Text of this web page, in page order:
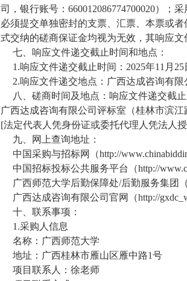
司，银行账号：660012086774700020）；
必须提交单独密封的支票、汇票、本票或
式交纳的磋商保证金均视为无效，其响应文
七、响应文件递交截止时间和地点：
1.响应文件递交截止时间：2025年11月25
2.响应文件递交地点：广西达成咨询有
八、磋商时间及地点：响应文件递交截
广西达成咨询有限公司评标室（桂林市滨
[法定代表人凭身份证或委托代理人凭法人
九、网上查询地址：
中国采购与招标网（http://
中国招标投标公共服务平台（http://
广西师范大学后勤保障处/后勤服务集团（
广西达成咨询有限公司官网（http://
十、联系事项：
1.采购人信息
名称：广西师范大学
地址：广西桂林市雁山区雁中路1号
项目联系人：徐老师